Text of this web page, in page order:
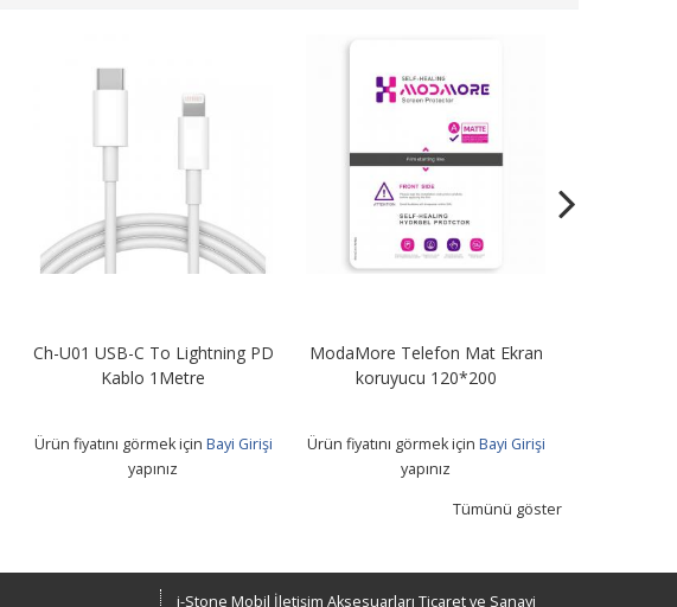
Ch-U01 USB-C To Lightning PD
Kablo 1Metre
Ürün fiyatını görmek için Bayi Girişi
yapınız
ModaMore Telefon Mat Ekran
koruyucu 120*200
Ürün fiyatını görmek için Bayi Girişi
yapınız
Tümünü göster
i-Stone Mobil İletişim Aksesuarları Ticaret ve Sanayi